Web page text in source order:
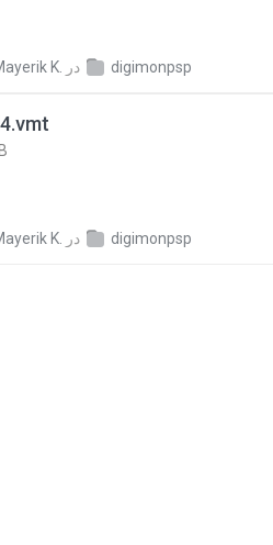
K. در digimonpsp
K. در digimonpsp